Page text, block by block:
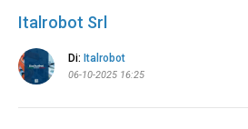
Italrobot Srl
Di: Italrobot
06-10-2025 16:25